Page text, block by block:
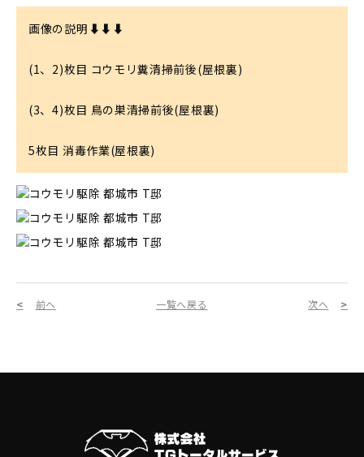
画像の説明⬇⬇⬇
(1、2)枚目 コウモリ糞清掃前後(屋根裏)
(3、4)枚目 鳥の巣清掃前後(屋根裏)
5枚目 消毒作業(屋根裏)
前へ 一覧へ戻る 次へ